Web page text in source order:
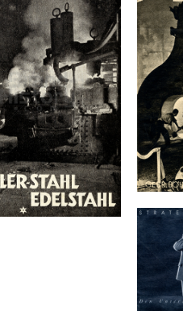
BÖHLER
UDDEHOLM
Böhler-Uddeholm
AG
1940
Bild-ID: 72918